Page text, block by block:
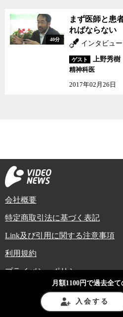
40分
まず医師と患
ればならない
インタビュ
ゲスト
上野秀樹
精神科医
2017年02月26日
会社概要
特定商取引法に基づく表記
Link及び引用に関する注意事項
利用規約
プライバシーポリシー
Copyright (C) Video News Network. All rights
ビデオニュースに記載している記事、写真
際条約などで保護されています。著作権者
とは禁じられています。
月額1100円で過去全て
入会する